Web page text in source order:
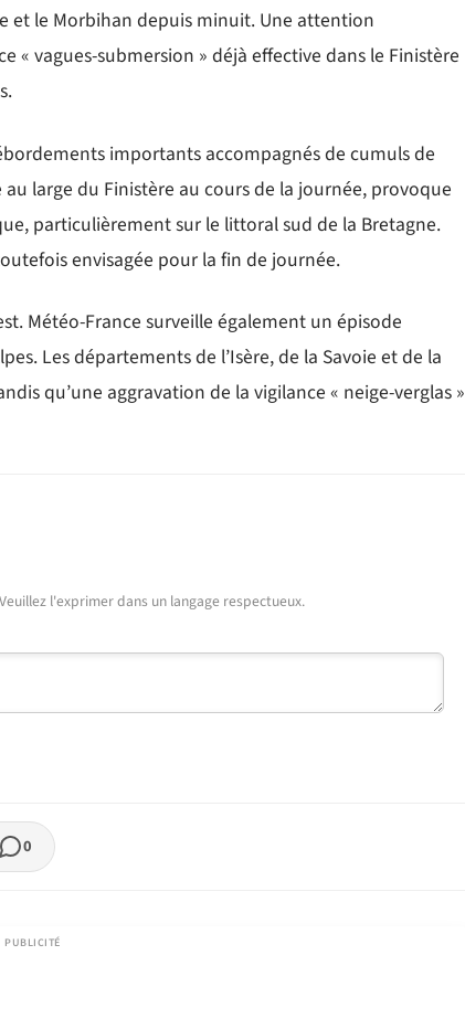
et le Morbihan depuis minuit. Une attention
vagues-submersion » déjà effective dans le Finistère
importants accompagnés de cumuls de
large du Finistère au cours de la journée, provoque
particulièrement sur le littoral sud de la Bretagne.
envisagée pour la fin de journée.
Météo-France surveille également un épisode
Les départements de l’Isère, de la Savoie et de la
qu’une aggravation de la vigilance « neige-verglas »
l'exprimer dans un langage respectueux.
0